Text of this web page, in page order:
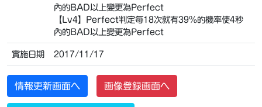
內的BAD以上變更為Perfect
【Lv4】Perfect判定每18次就有39%的機率使4秒
內的BAD以上變更為Perfect
實施日期 2017/11/17
情報更新画面へ 画像登録画面へ